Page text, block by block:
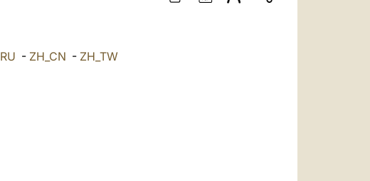
RU - ZH_CN - ZH_TW